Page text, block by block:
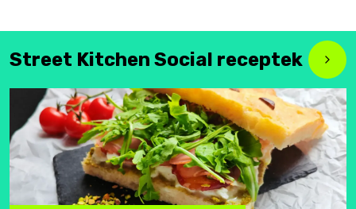
Street Kitchen Social receptek